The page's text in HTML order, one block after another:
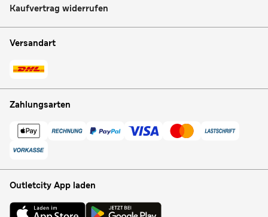
Kaufvertrag widerrufen
Versandart
Zahlungsarten
Outletcity App laden